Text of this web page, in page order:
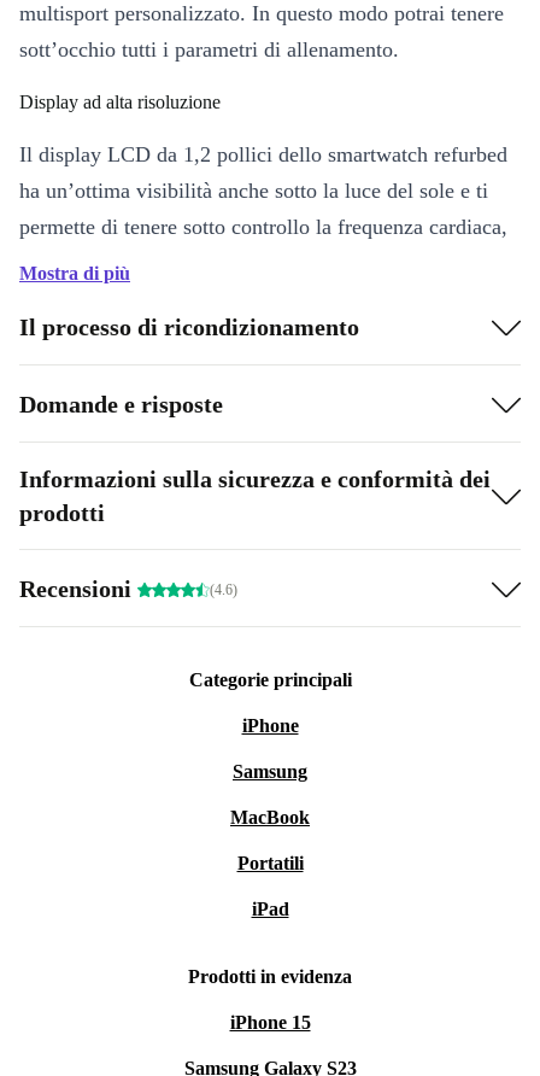
multisport personalizzato. In questo modo potrai tenere
sott’occhio tutti i parametri di allenamento.
Display ad alta risoluzione
Il display LCD da 1,2 pollici dello smartwatch refurbed
ha un’ottima visibilità anche sotto la luce del sole e ti
permette di tenere sotto controllo la frequenza cardiaca,
il consumo di calorie o altri dati di allenamento.
Mostra di più
Il processo di ricondizionamento
Domande e risposte
Informazioni sulla sicurezza e conformità dei
prodotti
Recensioni (4.6)
Categorie principali
iPhone
Samsung
MacBook
Portatili
iPad
Prodotti in evidenza
iPhone 15
Samsung Galaxy S23